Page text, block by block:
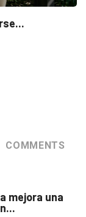
COMMENTS
mejora una